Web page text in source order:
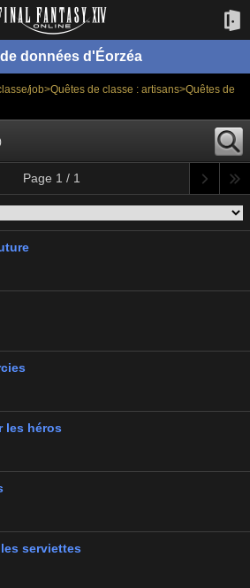
données d'Éorzéa
job>Quêtes de classe : artisans>Quêtes de
Page 1 / 1
les héros
serviettes